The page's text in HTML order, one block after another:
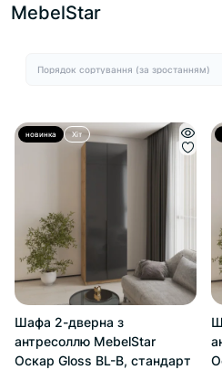
MebelStar
новинка Хіт
Шафа 2-дверна з
антресоллю MebelStar
Оскар Gloss BL-B, стандарт